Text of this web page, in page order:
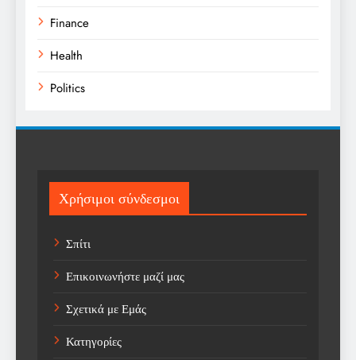
Finance
Health
Politics
Sport
Sports
Technology
Trending
Weather
Αγορά
Χρήσιμοι σύνδεσμοι
Σπίτι
Επικοινωνήστε μαζί μας
Σχετικά με Εμάς
Κατηγορίες